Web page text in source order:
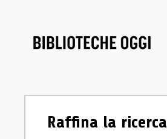
Raffina la ricerca